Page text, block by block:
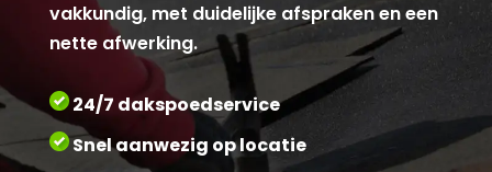
vakkundig, met duidelijke afspraken en een
nette afwerking.
24/7 dakspoedservice
Snel aanwezig op locatie